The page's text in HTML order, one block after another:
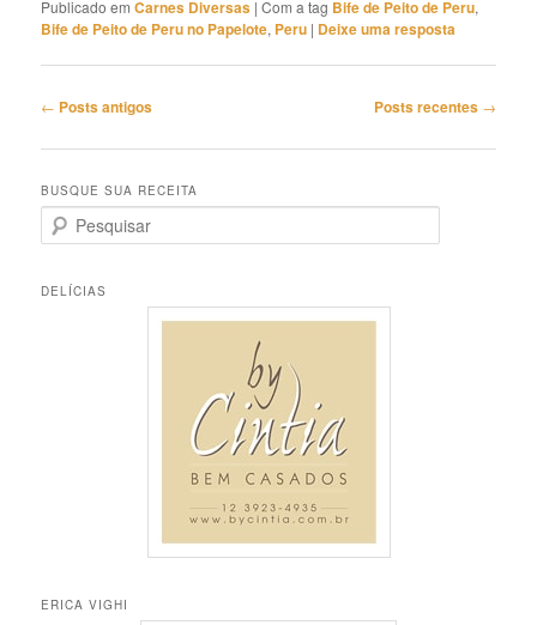
Publicado em Carnes Diversas |Com a tag Bife de Peito de Peru,
Bife de Peito de Peru no Papelote, Peru | Deixe uma resposta
Navegação
posts
← Posts antigos Posts recentes →
BUSQUE SUA RECEITA
e
q
DELÍCIAS
ERICA VIGHI